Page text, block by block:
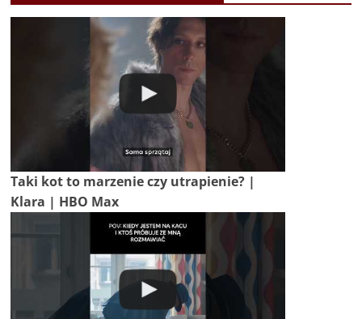
Taki kot to marzenie czy utrapienie? |
Klara | HBO Max